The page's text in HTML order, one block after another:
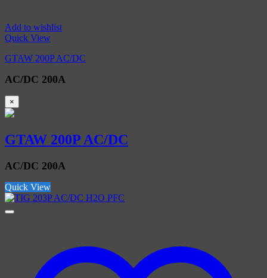
Add to wishlist
Quick View
GTAW 200P AC/DC
AC/DC 200A
×
GTAW 200P AC/DC
AC/DC 200A
Quick View